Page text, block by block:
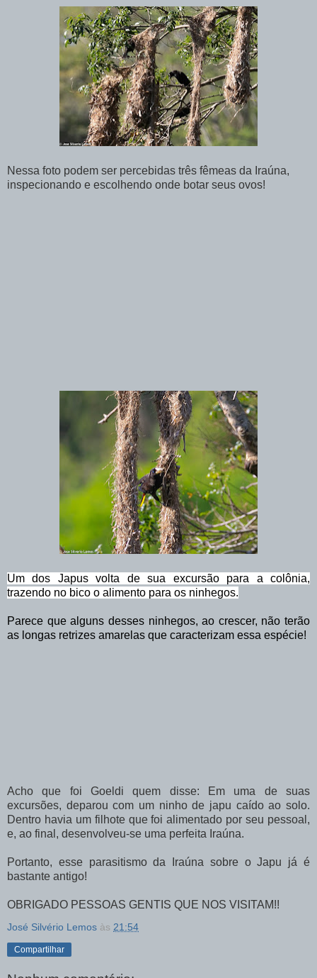
Nessa foto podem ser percebidas três fêmeas da Iraúna,
inspecionando e escolhendo onde botar seus ovos!
Um dos Japus volta de sua excursão para a colônia,
trazendo no bico o alimento para os ninhegos.
Parece que alguns desses ninhegos, ao crescer, não terão
as longas retrizes amarelas que caracterizam essa espécie!
Acho que foi Goeldi quem disse: Em uma de suas
excursões, deparou com um ninho de japu caído ao solo.
Dentro havia um filhote que foi alimentado por seu pessoal,
e, ao final, desenvolveu-se uma perfeita Iraúna.
Portanto, esse parasitismo da Iraúna sobre o Japu já é
bastante antigo!
OBRIGADO PESSOAS GENTIS QUE NOS VISITAM!!
José Silvério Lemos às 21:54
Compartilhar